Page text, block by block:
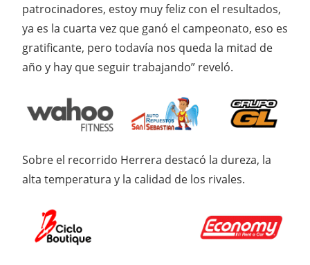
patrocinadores, estoy muy feliz con el resultados,
ya es la cuarta vez que ganó el campeonato, eso es
gratificante, pero todavía nos queda la mitad de
año y hay que seguir trabajando” reveló.
Sobre el recorrido Herrera destacó la dureza, la
alta temperatura y la calidad de los rivales.